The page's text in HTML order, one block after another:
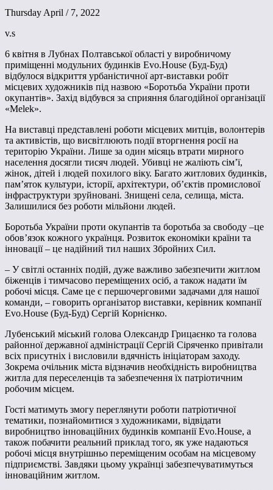
Thursday April / 7, 2022
v.s
6 квітня в Лубнах Полтавської області у виробничому
приміщенні модульних будинків Evo.House (Буд-Буд)
відбулося відкриття урбаністичної арт-виставки робіт
місцевих художників під назвою «Боротьба України проти
окупантів». Захід відбувся за сприяння благодійної організації
«Melek».
На виставці представлені роботи місцевих митців, волонтерів
та активістів, що висвітлюють події вторгнення росії на
територію України. Лише за один місяць втрати мирного
населення досягли тисяч людей. Убивці не жаліють сім’ї,
жінок, дітей і людей похилого віку. Багато житлових будинків,
пам’яток культури, історії, архітектури, об’єктів промислової
інфраструктури зруйновані. Знищені села, селища, міста.
Залишилися без роботи мільйони людей.
Боротьба України проти окупантів та боротьба за свободу –це
обов’язок кожного українця. Розвиток економіки країни та
інновації – це надійний тил наших Збройних Сил.
– У світлі останніх подій, дуже важливо забезпечити житлом
біженців і тимчасово переміщених осіб, а також надати їм
робочі місця. Саме це є першочерговими задачами для нашої
команди, – говорить організатор виставки, керівник компанії
Evo.House (Буд-Буд) Сергій Корнієнко.
Лубенський міський голова Олександр Грицаєнко та голова
районної державної адміністрації Сергій Сіряченко привітали
всіх присутніх і висловили вдячність ініціаторам заходу.
Зокрема очільник міста відзначив необхідність виробництва
житла для переселенців та забезпечення їх патріотичним
робочим місцем.
Гості матимуть змогу переглянути роботи патріотичної
тематики, познайомитися з художниками, відвідати
виробництво інноваційних будинків компанії Evo.House, а
також побачити реальний приклад того, як уже надаються
робочі місця внутрішньо переміщеним особам на місцевому
підприємстві. Завдяки цьому українці забезпечуватимуться
інноваційним житлом.